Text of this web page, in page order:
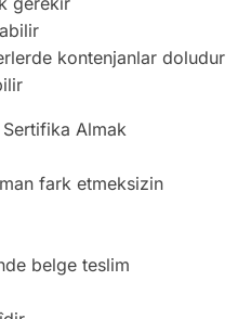
kontenjanlar doludur
Sertifika Almak
fark etmeksizin
belge teslim